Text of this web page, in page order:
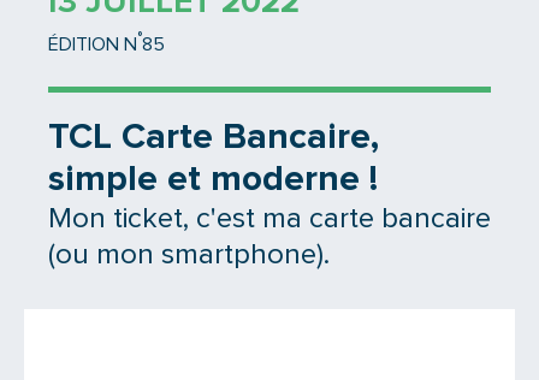
ÉDITION N °85
TCL Carte Bancaire,
simple et moderne !
Mon ticket, c'est ma carte bancaire
(ou mon smartphone).